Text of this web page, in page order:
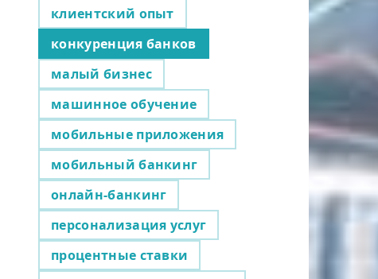
клиентский опыт
конкуренция банков
малый бизнес
машинное обучение
мобильные приложения
мобильный банкинг
онлайн-банкинг
персонализация услуг
процентные ставки